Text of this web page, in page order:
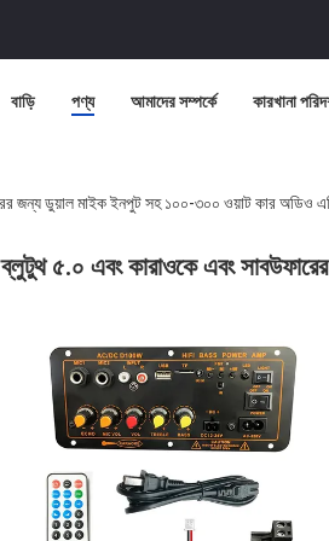
বাড়ি পণ্য আমাদের সম্পর্কে কারখানা
জন্য ডুয়াল মাইক ইনপুট সহ ১০০-৩০০ ওয়াট কার অডিও
ব্লুটুথ ৫.০ এবং কারাওকে এবং